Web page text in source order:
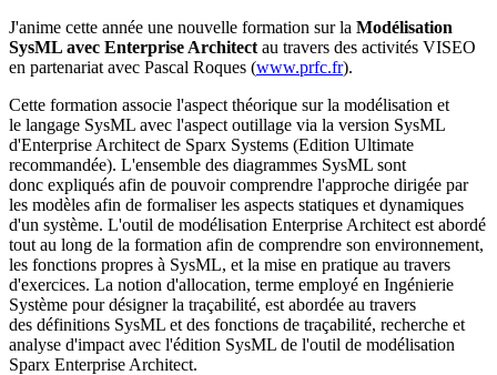
J'anime cette année une nouvelle formation sur la Modélisation
SysML avec Enterprise Architect au travers des activités VISEO
en partenariat avec Pascal Roques (www.prfc.fr).
Cette formation associe l'aspect théorique sur la modélisation et
le langage SysML avec l'aspect outillage via la version SysML
d'Enterprise Architect de Sparx Systems (Edition Ultimate
recommandée). L'ensemble des diagrammes SysML sont
donc expliqués afin de pouvoir comprendre l'approche dirigée par
les modèles afin de formaliser les aspects statiques et dynamiques
d'un système. L'outil de modélisation Enterprise Architect est abordé
tout au long de la formation afin de comprendre son environnement,
les fonctions propres à SysML, et la mise en pratique au travers
d'exercices. La notion d'allocation, terme employé en Ingénierie
Système pour désigner la traçabilité, est abordée au travers
des définitions SysML et des fonctions de traçabilité, recherche et
analyse d'impact avec l'édition SysML de l'outil de modélisation
Sparx Enterprise Architect.